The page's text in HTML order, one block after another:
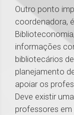
Outro ponto
coordenadora,
informações
bibliotecários
planejamento
apoiar os
Deve existir
professores